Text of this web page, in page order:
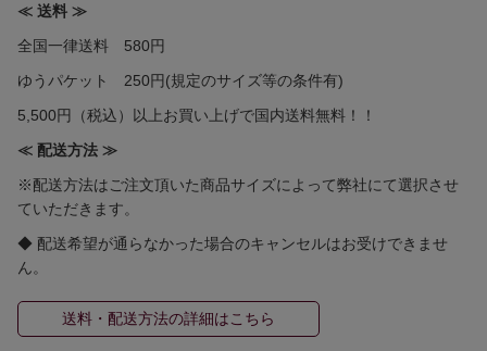
≪ 送料 ≫
全国一律送料 580円
ゆうパケット 250円(規定のサイズ等の条件有)
5,500円（税込）以上お買い上げで国内送料無料！！
≪ 配送方法 ≫
※配送方法はご注文頂いた商品サイズによって弊社にて選択させ
ていただきます。
◆ 配送希望が通らなかった場合のキャンセルはお受けできませ
ん。
送料・配送方法の詳細はこちら